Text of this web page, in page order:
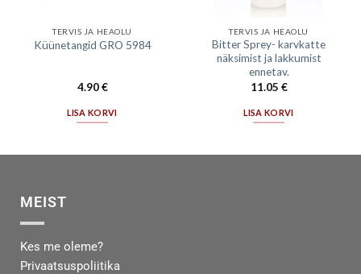
TERVIS JA HEAOLU
Küünetangid GRO 5984
4.90€
LISA KORVI
TERVIS JA HEAOLU
Bitter Sprey- karvkatte
näksimist ja lakkumist
ennetav.
11.05 €
LISA KORVI
MEIST
Kes me oleme?
Privaatsuspoliitika